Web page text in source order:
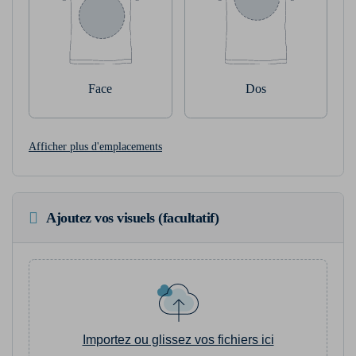
Face Dos
Afficher plus d'emplacements
Ajoutez vos visuels (facultatif)
Importez ou glissez vos fichiers ici